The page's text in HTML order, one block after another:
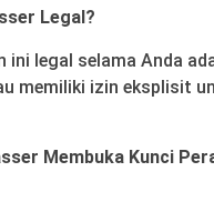
Legal?
ini legal selama Anda
memiliki izin eksplisit
Membuka Kunci